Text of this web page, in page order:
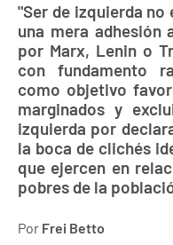
"Ser de izquierda
una mera adhesión
por Marx, Lenin o
con fundamento
como objetivo
marginados y
izquierda por
la boca de clichés
que ejercen en
pobres de la
Por Frei Betto